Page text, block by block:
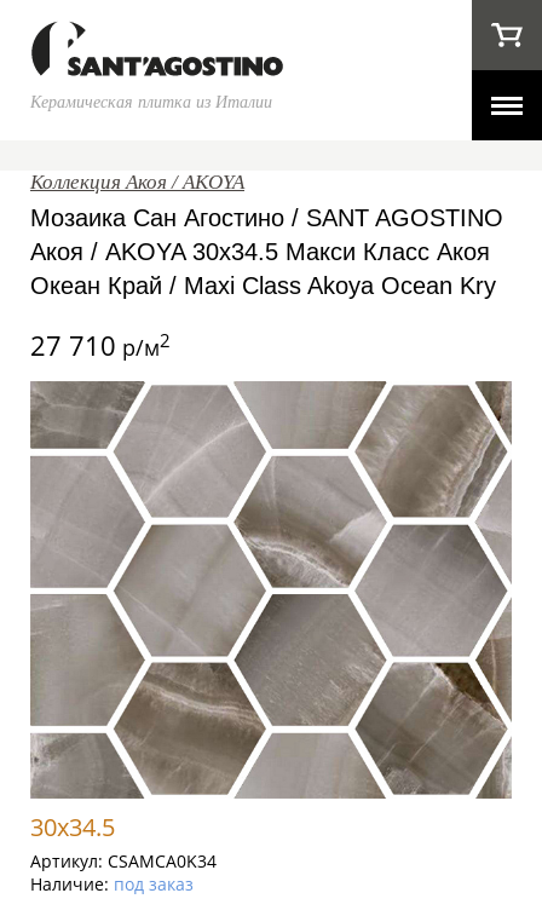
Керамическая плитка из Италии
Коллекция Акоя / AKOYA
Мозаика Сан Агостино / SANT AGOSTINO
Акоя / AKOYA 30x34.5 Макси Класс Акоя
Океан Край / Maxi Class Akoya Ocean Kry
27 710 р/м2
30x34.5
Артикул: CSAMCA0K34
Наличие: под заказ